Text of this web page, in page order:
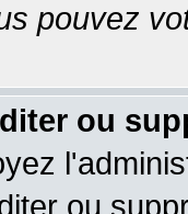
pouvez
ou
ou